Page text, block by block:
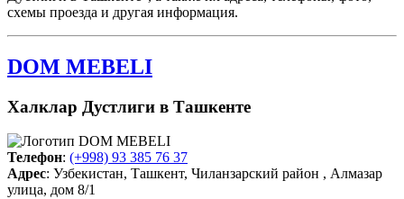
схемы проезда и другая информация.
DOM MEBELI
Халклар Дустлиги в Ташкенте
Телефон: (+998) 93 385 76 37
Адрес: Узбекистан, Ташкент, Чиланзарский район , Алмазар
улица, дом 8/1